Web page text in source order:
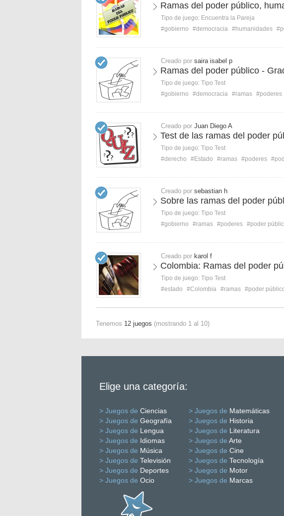
Ramas del poder público,
Tipo de juego: Encuentra la Pareja
#gobierno
#democracia #humanidades
Creado por saira isabel p
Ramas del poder público -
Tipo de juego: Tipo Test
#gobierno
#democracia #ramas #poderes
Creado por Juan Diego A
Test de las ramas del poder
Tipo de juego: Tipo Test
#derecho
#Estado #ramas #poderes
Creado por sebastian h
Sobre las ramas del poder
Tipo de juego: Tipo Test
#gobierno
#ramas #poderes #poder
Creado por karol f
Colombia: Ramas del poder
Tipo de juego: Tipo Test
#estado
#Colombia #ramas #poder
Tenemos 12 juegos (mostrando 1 al 10)
Elige una categoría:
> Juegos de Ciencias > Juegos de Matemáticas
> Juegos de Geografía > Juegos de Historia
> Juegos de Lengua > Juegos de Literatura
> Juegos de Idiomas > Juegos de Arte
> Juegos de Música > Juegos de Cine
> Juegos de Televisión > Juegos de Tecnología
> Juegos de Deportes > Juegos de Motor
> Juegos de Ocio > Juegos de Marcas